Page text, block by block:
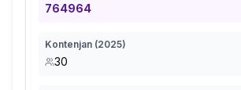
764964
Kontenjan (2025)
30